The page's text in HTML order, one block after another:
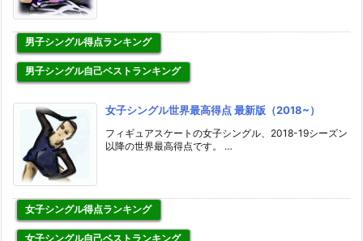
男子シングル得点ランキング
男子シングル自己ベストランキング
女子シングル世界最高得点 最新版（2018~）
フィギュアスケートの女子シングル、2018-19シーズン
以降の世界最高得点です。 …
女子シングル得点ランキング
女子シングル自己ベストランキング